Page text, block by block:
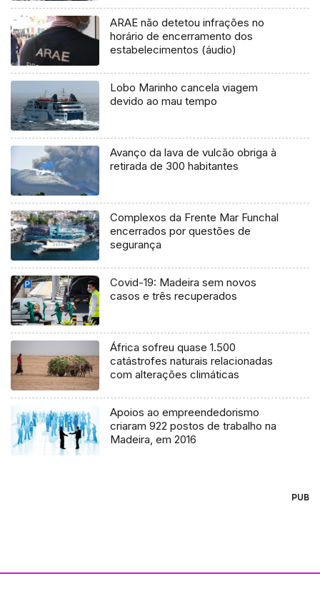
ARAE não detetou infrações no
horário de encerramento dos
estabelecimentos (áudio)
Lobo Marinho cancela viagem
devido ao mau tempo
Avanço da lava de vulcão obriga à
retirada de 300 habitantes
Complexos da Frente Mar Funchal
encerrados por questões de
segurança
Covid-19: Madeira sem novos
casos e três recuperados
África sofreu quase 1.500
catástrofes naturais relacionadas
com alterações climáticas
Apoios ao empreendedorismo
criaram 922 postos de trabalho na
Madeira, em 2016
PUB